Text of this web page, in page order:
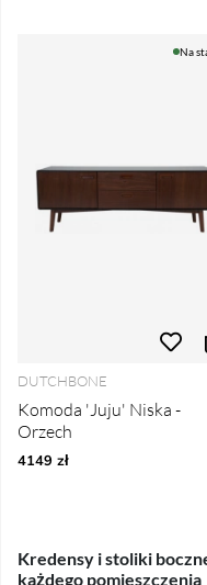
Na
DUTCHBONE
Komoda 'Juju' Niska -
Orzech
4149 zł
Kredensy i stoliki
każdego pomieszczenia